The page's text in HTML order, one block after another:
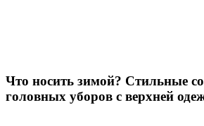
Что носить зимой? Стильные
головных уборов с верхней